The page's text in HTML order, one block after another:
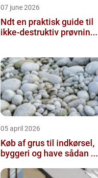
07 june 2026
Ndt en praktisk guide til
ikke-destruktiv prøvnin...
05 april 2026
Køb af grus til indkørsel,
byggeri og have sådan ...